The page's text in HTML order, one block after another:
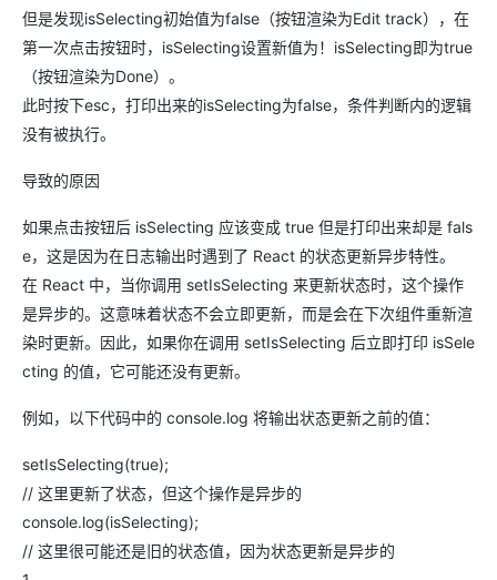
但是发现isSelecting初始值为false（按钮渲染为Edit track），在
第一次点击按钮时，isSelecting设置新值为！isSelecting即为true
（按钮渲染为Done）。
此时按下esc，打印出来的isSelecting为false，条件判断内的逻辑
没有被执行。
导致的原因
如果点击按钮后 isSelecting 应该变成 true 但是打印出来却是 fals
e，这是因为在日志输出时遇到了 React 的状态更新异步特性。
在 React 中，当你调用 setIsSelecting 来更新状态时，这个操作
是异步的。这意味着状态不会立即更新，而是会在下次组件重新渲
染时更新。因此，如果你在调用 setIsSelecting 后立即打印 isSele
cting 的值，它可能还没有更新。
例如，以下代码中的 console.log 将输出状态更新之前的值：
setIsSelecting(true);
// 这里更新了状态，但这个操作是异步的
console.log(isSelecting);
// 这里很可能还是旧的状态值，因为状态更新是异步的